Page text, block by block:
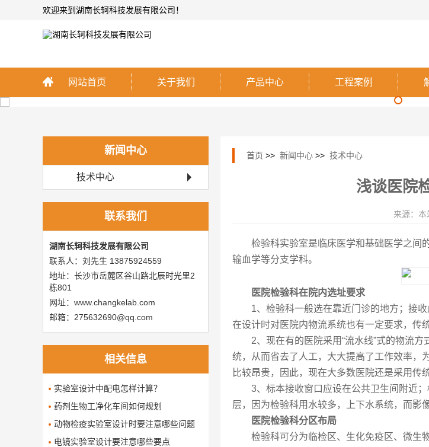
欢迎来到湖南长轲科技发展有限公司！
网站首页 关于我们 产品中心 工程案例
新闻中心
技术中心
联系我们
湖南长轲科技发展有限公司
联系人：刘先生 13875924559
地址：长沙市岳麓区谷山路北辰时光里2
栋801
网址：www.changkelab.com
邮箱：275632690@qq.com
相关信息
实验室设计中配电怎样计算？
药剂生物工净化车间如何规划
动物检疫实验室设计时要注意哪些问题
电镜实验室设计要注意哪些要点
首页 >> 新闻中心 >> 技术中心
浅谈医院
来源：本
检验科实验室是临床医学和基础医学之间
输血学等分支学科。
医院检验科在院内选址要求
1、检验科一般选在靠近门诊的地方；接
在设计时对医院内物流系统也有一定要求，传
2、现在有的医院采用“流水线”式的物流
统，从而省去了人工，大大提高了工作效率，
比较昂贵，因此，现在大多数医院还是采用传
3、标本接收窗口应设在公共卫生间附近
层，因为检验科用水较多，上下水系统，而影
医院检验科分区布局
检验科可分为临检区、生化免疫区、微生物